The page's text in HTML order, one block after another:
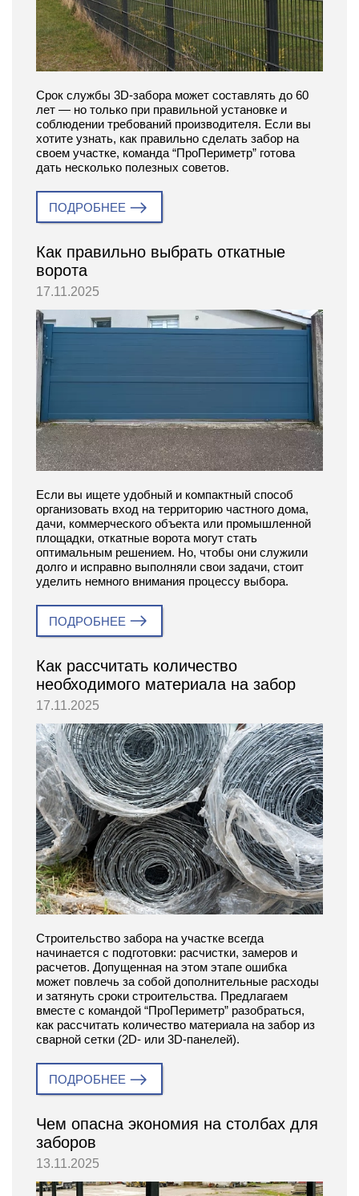
Срок службы 3D-забора может составлять до 60
лет — но только при правильной установке и
соблюдении требований производителя. Если вы
хотите узнать, как правильно сделать забор на
своем участке, команда “ПроПериметр” готова
дать несколько полезных советов.
ПОДРОБНЕЕ
Как правильно выбрать откатные
ворота
17.11.2025
Если вы ищете удобный и компактный способ
организовать вход на территорию частного дома,
дачи, коммерческого объекта или промышленной
площадки, откатные ворота могут стать
оптимальным решением. Но, чтобы они служили
долго и исправно выполняли свои задачи, стоит
уделить немного внимания процессу выбора.
ПОДРОБНЕЕ
Как рассчитать количество
необходимого материала на забор
17.11.2025
Строительство забора на участке всегда
начинается с подготовки: расчистки, замеров и
расчетов. Допущенная на этом этапе ошибка
может повлечь за собой дополнительные расходы
и затянуть сроки строительства. Предлагаем
вместе с командой “ПроПериметр” разобраться,
как рассчитать количество материала на забор из
сварной сетки (2D- или 3D-панелей).
ПОДРОБНЕЕ
Чем опасна экономия на столбах для
заборов
13.11.2025